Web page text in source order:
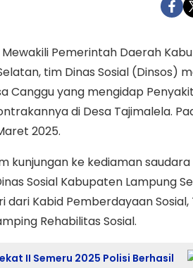
Mewakili Pemerintah Daerah
tim Dinas Sosial (Dinsos)
Canggu yang mengidap
di Desa Tajimalela.
2025.
kunjungan ke kediaman saudara
Sosial Kabupaten Lampung
dari Kabid Pemberdayaan Sosial,
Rehabilitas Sosial.
II Semeru 2025 Polisi Berhasil